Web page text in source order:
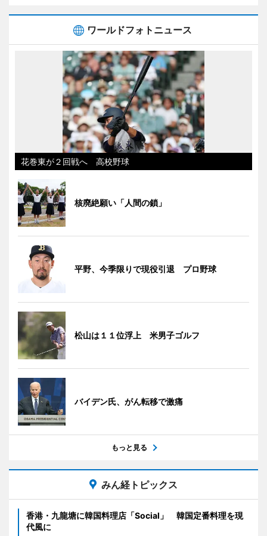
ワールドフォトニュース
花巻東が２回戦へ 高校野球
核廃絶願い「人間の鎖」
平野、今季限りで現役引退 プロ野球
松山は１１位浮上 米男子ゴルフ
バイデン氏、がん転移で激痛
もっと見る
みん経トピックス
香港・九龍塘に韓国料理店「Social」 韓国定番料理を現
代風に